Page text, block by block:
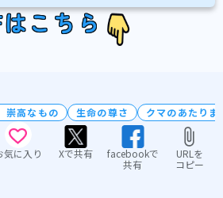
こちら
崇高なもの 生命の尊さ クマのあたりま
気に入り Xで共有
facebookで
共有
URLを
コピー